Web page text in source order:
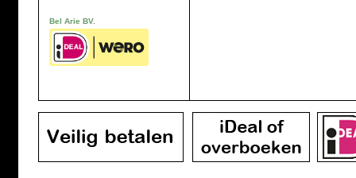
Bel Arie BV.